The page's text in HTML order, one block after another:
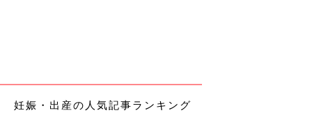
妊娠・出産の人気記事ランキング